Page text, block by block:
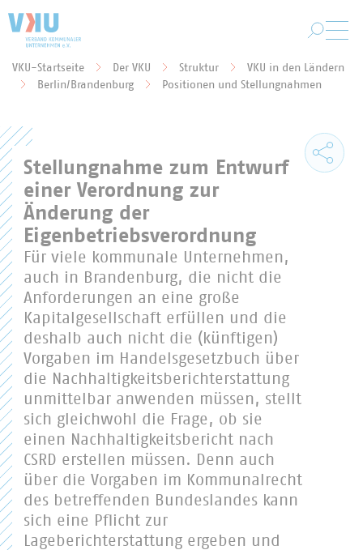
Sie befinden sich hier:
VKU-Startseite Der VKU Struktur
VKU in den Ländern
Berlin/Brandenburg
Positionen und Stellungnahmen
Stellungnahme zum Entwurf
einer Verordnung zur
Änderung der
Eigenbetriebsverordnung
Für viele kommunale Unternehmen,
auch in Brandenburg, die nicht die
Anforderungen an eine große
Kapitalgesellschaft erfüllen und die
deshalb auch nicht die (künftigen)
Vorgaben im Handelsgesetzbuch über
die Nachhaltigkeitsberichterstattung
unmittelbar anwenden müssen, stellt
sich gleichwohl die Frage, ob sie
einen Nachhaltigkeitsbericht nach
CSRD erstellen müssen. Denn auch
über die Vorgaben im Kommunalrecht
des betreffenden Bundeslandes kann
sich eine Pflicht zur
Lageberichterstattung ergeben und